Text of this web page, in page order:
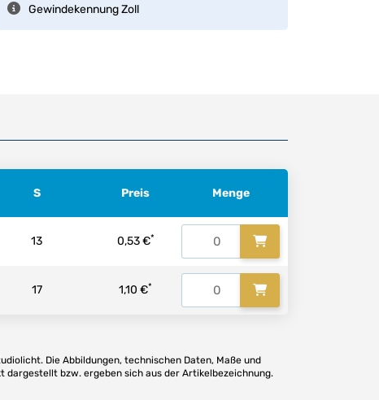
Gewindekennung Zoll
S Preis Menge
13 0,53 €*
17 1,10 €*
Die Abbildungen, technischen Daten, Maße und
dargestellt bzw. ergeben sich aus der Artikelbezeichnung.